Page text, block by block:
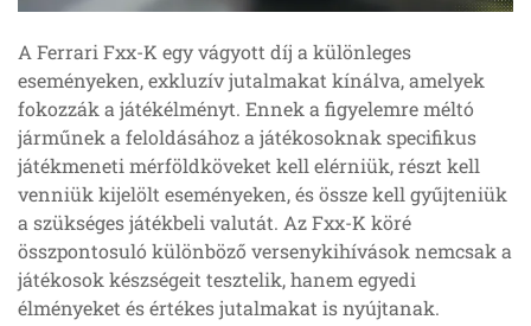
A Ferrari Fxx-K egy vágyott díj a különleges
eseményeken, exkluzív jutalmakat kínálva, amelyek
fokozzák a játékélményt. Ennek a figyelemre méltó
járműnek a feloldásához a játékosoknak specifikus
játékmeneti mérföldköveket kell elérniük, részt kell
venniük kijelölt eseményeken, és össze kell gyűjteniük
a szükséges játékbeli valutát. Az Fxx-K köré
összpontosuló különböző versenykihívások nemcsak a
játékosok készségeit tesztelik, hanem egyedi
élményeket és értékes jutalmakat is nyújtanak.